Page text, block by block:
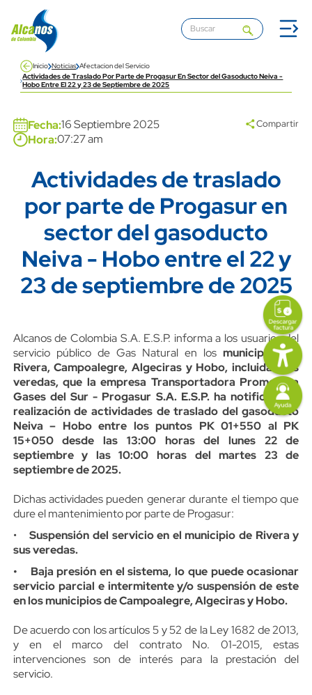
Pasar al contenido principal
Inicio Noticias Afectacion del Servicio
Actividades de Traslado Por Parte de Progasur En Sector del Gasoducto Neiva -
Hobo Entre El 22 y 23 de Septiembre de 2025
Fecha:16 Septiembre 2025
Hora:07:27 am
Compartir
Actividades de traslado
por parte de Progasur en
sector del gasoducto
Neiva - Hobo entre el 22 y
23 de septiembre de 2025
Content
Descripción
Alcanos de Colombia S.A. E.S.P. informa a los usuarios del
servicio público de Gas Natural en los municipios de
Rivera, Campoalegre, Algeciras y Hobo, incluidas sus
veredas, que la empresa Transportadora Promotora
Gases del Sur - Progasur S.A. E.S.P. ha notificado la
realización de actividades de traslado del gasoducto
Neiva – Hobo entre los puntos PK 01+550 al PK
15+050 desde las 13:00 horas del lunes 22 de
septiembre y las 10:00 horas del martes 23 de
septiembre de 2025.
Dichas actividades pueden generar durante el tiempo que
dure el mantenimiento por parte de Progasur:
•Suspensión del servicio en el municipio de Rivera y
sus veredas.
• Baja presión en el sistema, lo que puede ocasionar
servicio parcial e intermitente y/o suspensión de este
en los municipios de Campoalegre, Algeciras y Hobo.
De acuerdo con los artículos 5 y 52 de la Ley 1682 de 2013,
y en el marco del contrato No. 01-2015, estas
intervenciones son de interés para la prestación del
servicio.
icon
Imagen
link
Imagen
Imagen